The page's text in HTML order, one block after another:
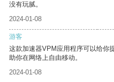
没有玩腻。
2024-01-08
游客
这款加速器VPM应用程序可以给你
助你在网络上自由移动。
2024-01-08